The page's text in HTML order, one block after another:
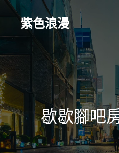
Skip
content紫色浪漫
歇歇腳吧